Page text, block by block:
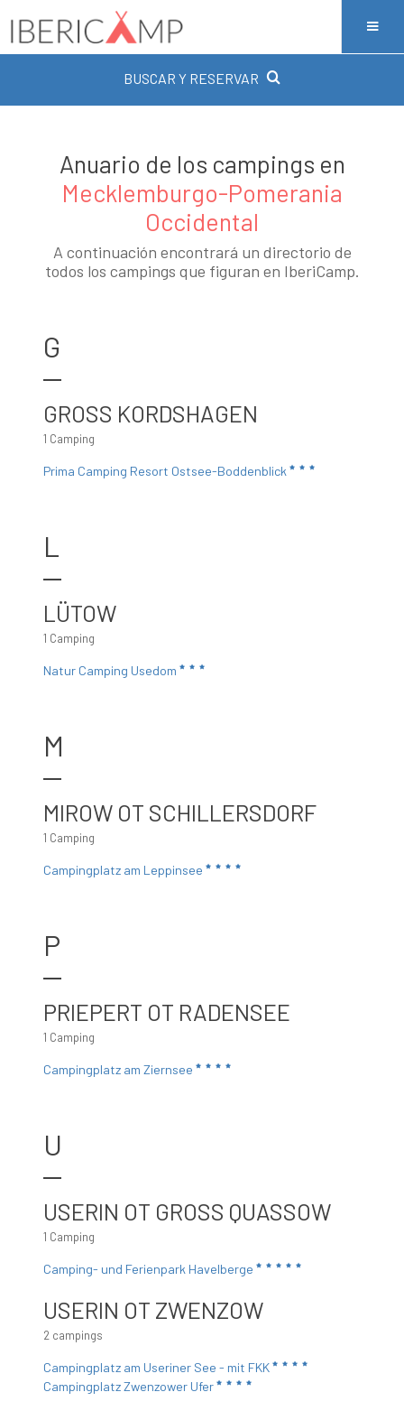
BUSCAR Y RESERVAR
Anuario de los campings en
Mecklemburgo-Pomerania
Occidental
A continuación encontrará un directorio de
todos los campings que figuran en IberiCamp.
G
GROSS KORDSHAGEN
1 Camping
Prima Camping Resort Ostsee-Boddenblick
L
LÜTOW
1 Camping
Natur Camping Usedom
M
MIROW OT SCHILLERSDORF
1 Camping
Campingplatz am Leppinsee
P
PRIEPERT OT RADENSEE
1 Camping
Campingplatz am Ziernsee
U
USERIN OT GROSS QUASSOW
1 Camping
Camping- und Ferienpark Havelberge
USERIN OT ZWENZOW
2 campings
Campingplatz am Useriner See - mit FKK
Campingplatz Zwenzower Ufer